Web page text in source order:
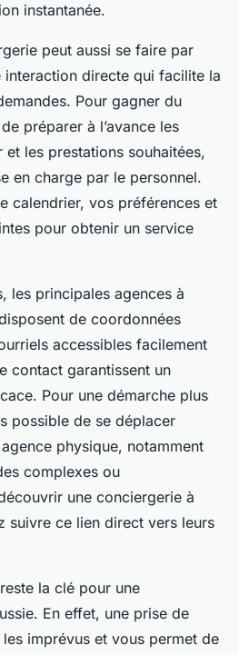
instantanée.
peut aussi se faire par
directe qui facilite la
Pour gagner du
préparer à l’avance les
les prestations souhaitées,
en charge par le personnel.
calendrier, vos préférences et
pour obtenir un service
les principales agences à
de coordonnées
accessibles facilement
contact garantissent un
Pour une démarche plus
possible de se déplacer
physique, notamment
complexes ou
une conciergerie à
suivre ce lien direct vers leurs
la clé pour une
En effet, une prise de
imprévus et vous permet de